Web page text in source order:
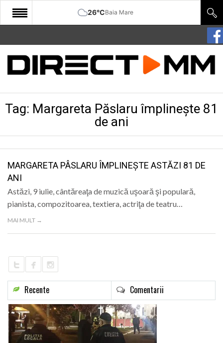
26°CBaia Mare
START
COMUNITATE
CULTURA
SANATATE
SPORT
SPECIAL
POLITIC
Tag: Margareta Păslaru împlinește 81
de ani
MARGARETA PÂSLARU ÎMPLINEȘTE ASTĂZI 81 DE
ANI
Astăzi, 9 iulie, cântăreaţa de muzică uşoară şi populară,
pianista, compozitoarea, textiera, actriţa de teatru…
MAI MULT →
Recente Comentarii